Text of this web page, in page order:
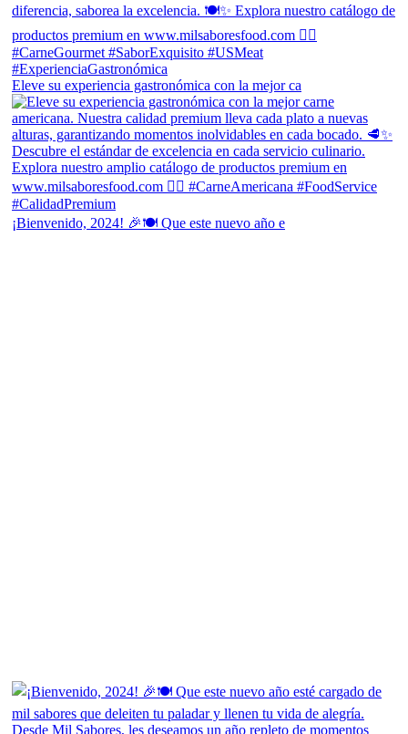
Eleve su experiencia gastronómica con la mejor ca
¡Bienvenido, 2024! 🎉🍽 Que este nuevo año e